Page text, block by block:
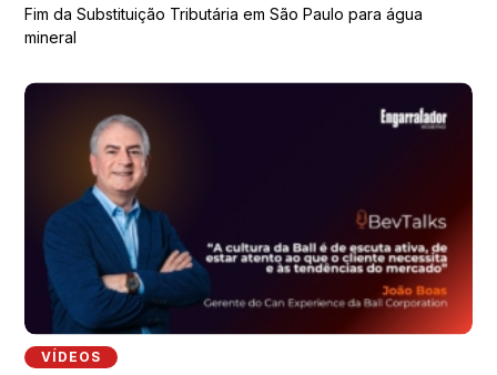
Fim da Substituição Tributária em São Paulo para água
mineral
VÍDEOS